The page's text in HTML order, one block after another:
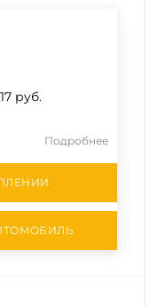
17 руб.
Подробнее